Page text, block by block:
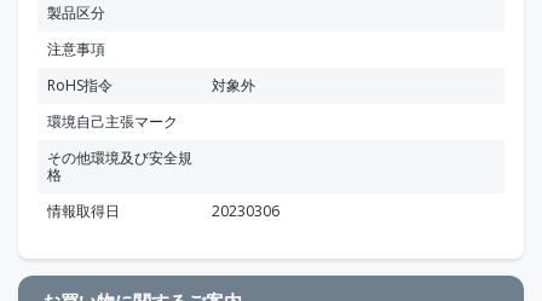
製品区分
注意事項
RoHS指令
対象外
環境自己主張マーク
その他環境及び安全規
格
情報取得日
20230306